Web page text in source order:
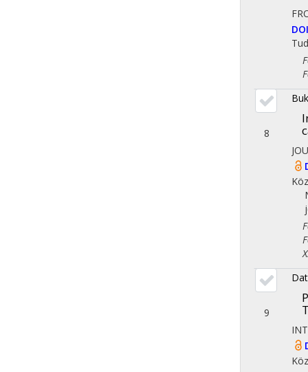
DOI
8
9